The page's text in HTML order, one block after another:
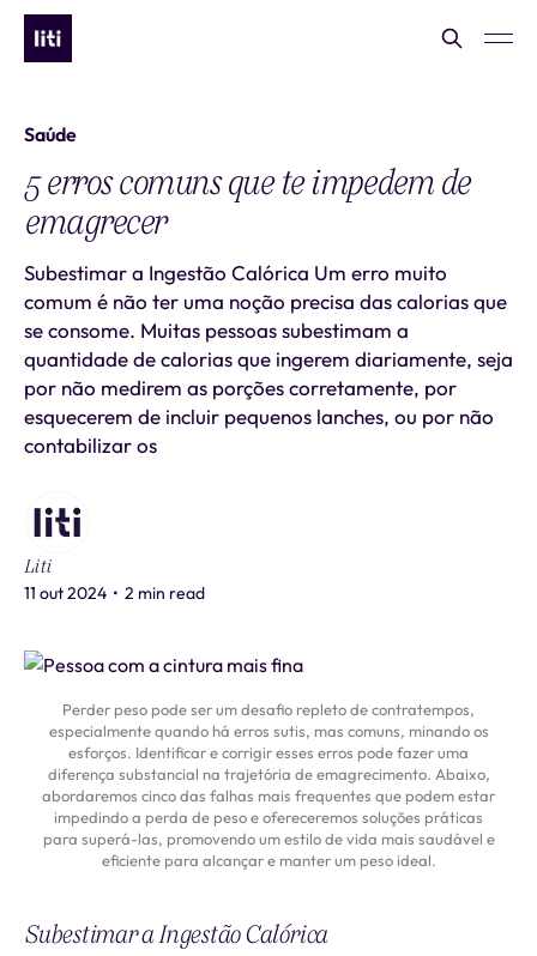
Saúde
5 erros comuns que te impedem de
emagrecer
Subestimar a Ingestão Calórica Um erro muito
comum é não ter uma noção precisa das calorias que
se consome. Muitas pessoas subestimam a
quantidade de calorias que ingerem diariamente, seja
por não medirem as porções corretamente, por
esquecerem de incluir pequenos lanches, ou por não
contabilizar os
Liti
11 out 2024 • 2 min read
Perder peso pode ser um desafio repleto de contratempos,
especialmente quando há erros sutis, mas comuns, minando os
esforços. Identificar e corrigir esses erros pode fazer uma
diferença substancial na trajetória de emagrecimento. Abaixo,
abordaremos cinco das falhas mais frequentes que podem estar
impedindo a perda de peso e ofereceremos soluções práticas
para superá-las, promovendo um estilo de vida mais saudável e
eficiente para alcançar e manter um peso ideal.
Subestimar a Ingestão Calórica